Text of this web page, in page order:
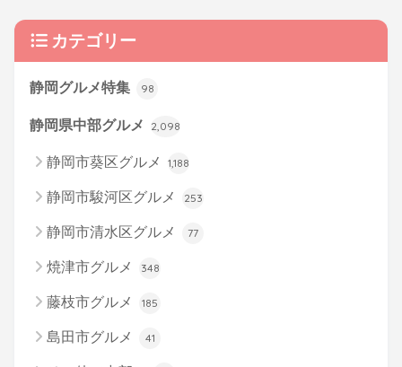
カテゴリー
静岡グルメ特集 98
静岡県中部グルメ 2,098
静岡市葵区グルメ 1,188
静岡市駿河区グルメ 253
静岡市清水区グルメ 77
焼津市グルメ 348
藤枝市グルメ 185
島田市グルメ 41